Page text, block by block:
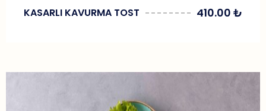
KASARLI KAVURMA TOST 410.00 ₺